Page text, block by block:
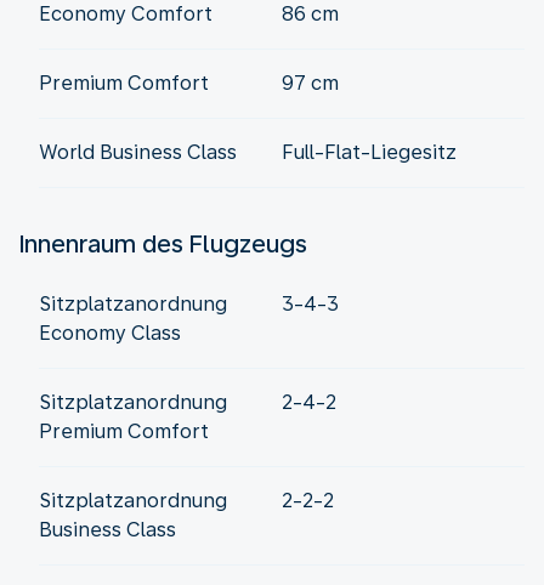
Economy Comfort 86 cm
Premium Comfort 97 cm
World Business Class Full-Flat-Liegesitz
Innenraum des Flugzeugs
Sitzplatzanordnung
Economy Class
3-4-3
Sitzplatzanordnung
Premium Comfort
2-4-2
Sitzplatzanordnung
Business Class
2-2-2